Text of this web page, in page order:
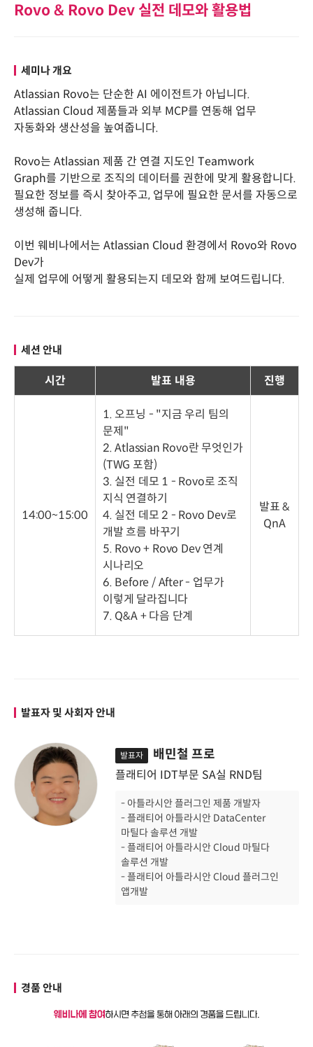
Rovo & Rovo Dev 실전 데모와 활용법
세미나 개요
Atlassian Rovo는 단순한 AI 에이전트가 아닙니다.
Atlassian Cloud 제품들과 외부 MCP를 연동해 업무
자동화와 생산성을 높여줍니다.
Rovo는 Atlassian 제품 간 연결 지도인 Teamwork
Graph를 기반으로 조직의 데이터를 권한에 맞게 활용합니다.
필요한 정보를 즉시 찾아주고, 업무에 필요한 문서를 자동으로
생성해 줍니다.
이번 웨비나에서는 Atlassian Cloud 환경에서 Rovo와 Rovo
Dev가
실제 업무에 어떻게 활용되는지 데모와 함께 보여드립니다.
세션 안내
시간 발표 내용 진행
14:00~15:00
1. 오프닝 - "지금 우리 팀의
문제"
2. Atlassian Rovo란 무엇인가
(TWG 포함)
3. 실전 데모 1 - Rovo로 조직
지식 연결하기
4. 실전 데모 2 - Rovo Dev로
개발 흐름 바꾸기
5. Rovo + Rovo Dev 연계
시나리오
6. Before / After - 업무가
이렇게 달라집니다
7. Q&A + 다음 단계
발표 &
QnA
발표자 및 사회자 안내
발표자 배민철 프로
플래티어 IDT부문 SA실 RND팀
- 아틀라시안 플러그인 제품 개발자
- 플래티어 아틀라시안 DataCenter
마틸다 솔루션 개발
- 플래티어 아틀라시안 Cloud 마틸다
솔루션 개발
- 플래티어 아틀라시안 Cloud 플러그인
앱개발
경품 안내